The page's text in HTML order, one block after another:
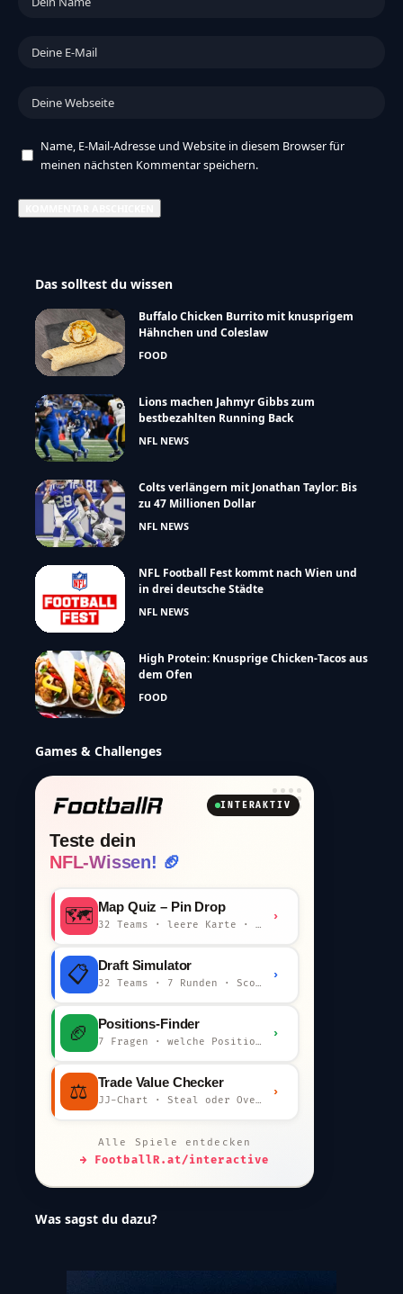
Name, E-Mail-Adresse und Website in diesem Browser für
meinen nächsten Kommentar speichern.
Das solltest du wissen
Buffalo Chicken Burrito mit knusprigem
Hähnchen und Coleslaw
FOOD
Lions machen Jahmyr Gibbs zum
bestbezahlten Running Back
NFL NEWS
Colts verlängern mit Jonathan Taylor: Bis
zu 47 Millionen Dollar
NFL NEWS
NFL Football Fest kommt nach Wien und
in drei deutsche Städte
NFL NEWS
High Protein: Knusprige Chicken-Tacos aus
dem Ofen
FOOD
Games & Challenges
INTERAKTIV
Teste dein
NFL-Wissen! 🏈
🗺️ Map Quiz – Pin Drop
32 Teams · leere Karte · km-Wertung
›
📋 Draft Simulator
32 Teams · 7 Runden · Scout-Kommentar
›
🏈 Positions-Finder
7 Fragen · welche Position bist du?
›
⚖️ Trade Value Checker
JJ-Chart · Steal oder Overpay?
›
Alle Spiele entdecken
→ FootballR.at/interactive
Was sagst du dazu?